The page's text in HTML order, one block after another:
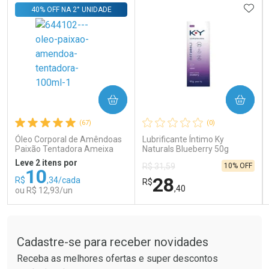
Comprar sem Desconto
Por R$ 15,99/cada
Comprar sem Desconto
Por R$ 15,99/cada
Comprar sem Desconto
Por R$ 41,99/cada
Comprar sem Desconto
Por R$ 41,99/cada
(67)
Óleo Corporal de Amêndoas
Paixão Tentadora Ameixa
Rubi 100ml
40% OFF NA 2° UNIDADE
Leve 2 itens por
R$10,34/cada
ou R$ 12,93/un
COMPRAR
Laboratório
Por Menos
(0)
Lubrificante Íntimo Ky
Naturals Blueberry 50g
R$ 31,59
R$28,40
10% OFF
COMPRAR
Laboratório
Por Menos
Cadastre-se para receber novidades
Receba as melhores ofertas e super descontos